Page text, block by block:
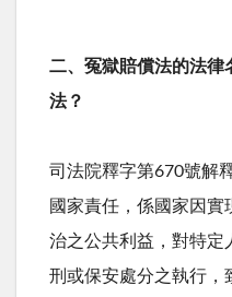
二、冤獄賠償法的法律
法？
司法院釋字第670號解
國家責任，係國家因實
治之公共利益，對特定
刑或保安處分之執行，